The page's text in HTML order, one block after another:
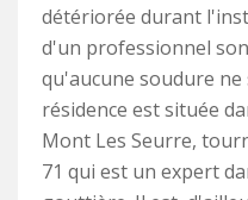
détériorée durant
d'un professionnel
qu'aucune soudure
résidence est située
Mont Les Seurre,
71 qui est un expert